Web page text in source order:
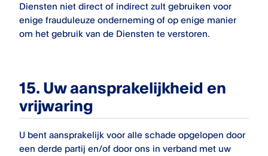
Diensten niet direct of indirect zult gebruiken voor
enige frauduleuze onderneming of op enige manier
om het gebruik van de Diensten te verstoren.
15. Uw aansprakelijkheid en
vrijwaring
U bent aansprakelijk voor alle schade opgelopen door
een derde partij en/of door ons in verband met uw